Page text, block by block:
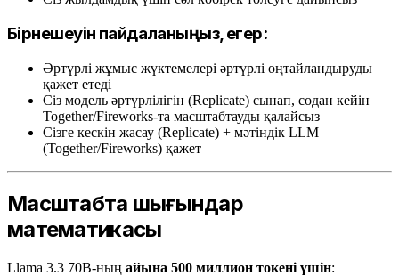
Бірнешеуін пайдаланыңыз, егер:
Әртүрлі жұмыс жүктемелері әртүрлі оңтайландыруды
қажет етеді
Сіз модель әртүрлілігін (Replicate) сынап, содан кейін
Together/Fireworks-та масштабтауды қалайсыз
Сізге кескін жасау (Replicate) + мәтіндік LLM
(Together/Fireworks) қажет
Масштабта шығындар
математикасы
Llama 3.3 70B-ның айына 500 миллион токені үшін: